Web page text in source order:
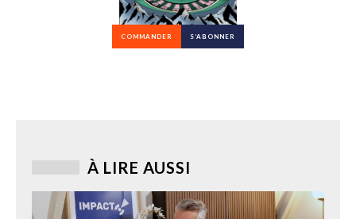
COMMANDER S’ABONNER
À LIRE AUSSI